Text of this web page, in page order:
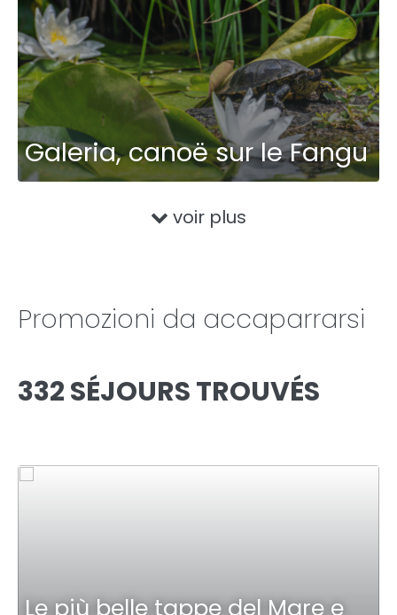
Galeria, canoë sur le Fangu
voir plus
Promozioni da accaparrarsi
332 SÉJOURS TROUVÉS
Le più belle tappe del Mare e